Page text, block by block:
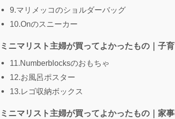
9.マリメッコのショルダーバッグ
10.Onのスニーカー
ミニマリスト主婦が買ってよかったもの｜子
11.Numberblocksのおもちゃ
12.お風呂ポスター
13.レゴ収納ボックス
ミニマリスト主婦が買ってよかったもの｜家